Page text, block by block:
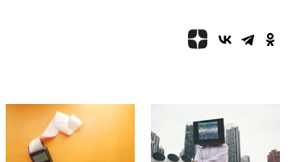
В Германии задержан
украинец за шпионаж на
Масштабный сбой
произошел в рунете